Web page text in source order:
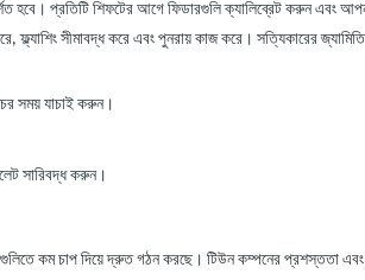
হবে। প্রতিটি শিফটের আগে ফিডারগুলি ক্যালিব্রেট করুন এবং
ফ্ল্যাশিং সীমাবদ্ধ করে এবং পুনরায় কাজ করে। সত্যিকারের
সময় যাচাই করুন।
সারিবদ্ধ করুন।
কম চাপ দিয়ে দ্রুত গঠন করছে। টিউন কম্পনের প্রশস্ততা